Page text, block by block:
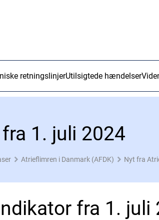
retningslinjerUtilsigtede hændelser
1. juli 2024
Atrieflimren i Danmark (AFDK) Nyt fra
fra 1. juli